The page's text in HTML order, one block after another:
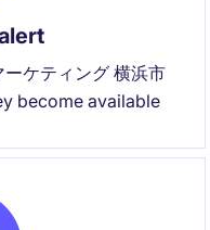
ケティング 横浜市
become available